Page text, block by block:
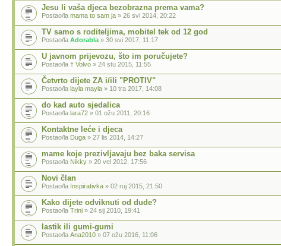
Jesu li vaša djeca bezobrazna prema vama?
Postao/la mama to sam ja » 26 svi 2014, 20:22
TV samo s roditeljima, mobitel tek od 12 god
Postao/la Adorabla » 30 svi 2017, 11:17
U javnom prijevozu, što im poručujete?
Postao/la † Volvo » 24 stu 2015, 11:55
Četvrto dijete ZA i/ili "PROTIV"
Postao/la layla mayla » 10 tra 2017, 14:08
do kad auto sjedalica
Postao/la lara72 » 01 ožu 2011, 20:16
Kontaktne leće i djeca
Postao/la Duga » 27 lis 2014, 14:27
mame koje prezivljavaju bez baka servisa
Postao/la Nikky » 20 vel 2012, 17:56
Novi član
Postao/la Inspirativka » 02 ruj 2015, 21:50
Kako dijete odviknuti od dude?
Postao/la Trini » 24 sij 2010, 19:41
lastik ili gumi-gumi
Postao/la Ana2010 » 07 ožu 2016, 11:06